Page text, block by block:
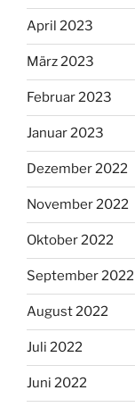
April 2023
März 2023
Februar 2023
Januar 2023
Dezember 2022
November 2022
Oktober 2022
September 2022
August 2022
Juli 2022
Juni 2022